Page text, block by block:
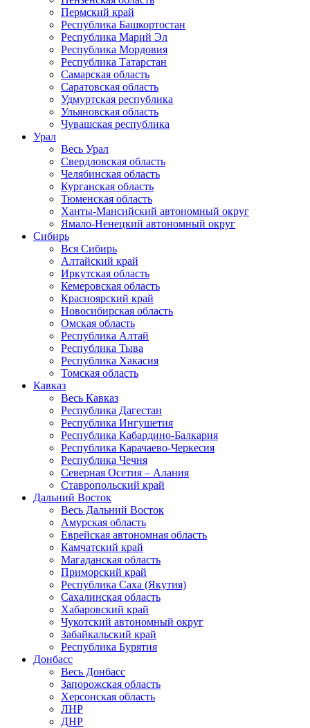
Пермский край
Республика Башкортостан
Республика Марий Эл
Республика Мордовия
Республика Татарстан
Самарская область
Саратовская область
Удмуртская республика
Ульяновская область
Чувашская республика
Урал
Весь Урал
Свердловская область
Челябинская область
Курганская область
Тюменская область
Ханты-Мансийский автономный округ
Ямало-Ненецкий автономный округ
Сибирь
Вся Сибирь
Алтайский край
Иркутская область
Кемеровская область
Красноярский край
Новосибирская область
Омская область
Республика Алтай
Республика Тыва
Республика Хакасия
Томская область
Кавказ
Весь Кавказ
Республика Дагестан
Республика Ингушетия
Республика Кабардино-Балкария
Республика Карачаево-Черкесия
Республика Чечня
Северная Осетия – Алания
Ставропольский край
Дальний Восток
Весь Дальний Восток
Амурская область
Еврейская автономная область
Камчатский край
Магаданская область
Приморский край
Республика Саха (Якутия)
Сахалинская область
Хабаровский край
Чукотский автономный округ
Забайкальский край
Республика Бурятия
Донбасс
Весь Донбасс
Запорожская область
Херсонская область
ЛНР
ДНР